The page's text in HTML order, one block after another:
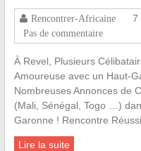
Rencontrer-Africaine 7
Pas de commentaire
À Revel, Plusieurs
Amoureuse avec un Haut-
Nombreuses Annonces de
(Mali, Sénégal, Togo …)
Garonne ! Rencontre
Lire la suite